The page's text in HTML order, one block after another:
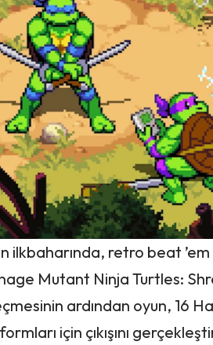
ilkbaharında, retro beat
Mutant Ninja Turtles:
ardından oyun, 16
için çıkışını